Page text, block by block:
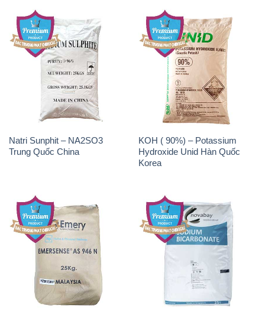
Natri Sunphit – NA2SO3
Trung Quốc China
KOH ( 90%) – Potassium
Hydroxide Unid Hàn Quốc
Korea